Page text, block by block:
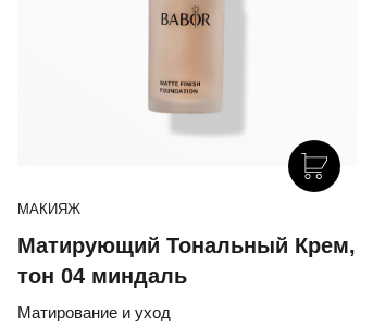
МАКИЯЖ
Матирующий Тональный Крем,
тон 04 миндаль
Матирование и уход